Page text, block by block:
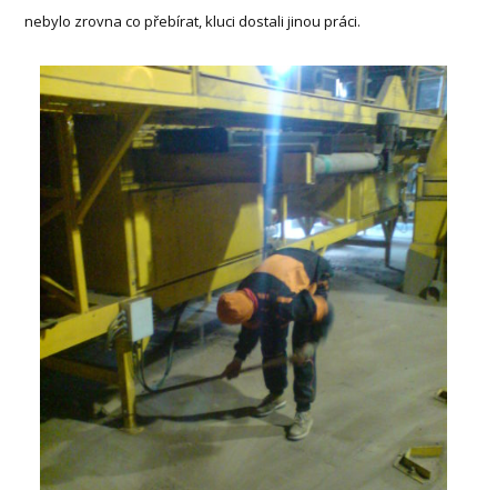
nebylo zrovna co přebírat, kluci dostali jinou práci.